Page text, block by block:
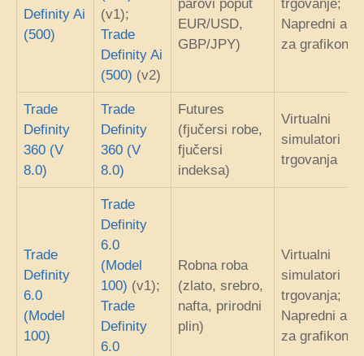
Definity Ai
(500)
(v1);
Trade
Definity Ai
(500) (v2)
parovi poput
EUR/USD,
GBP/JPY)
trgovanje;
Napredni alati
za grafikone
Trade
Definity
360 (V
8.0)
Trade
Definity
360 (V
8.0)
Futures
(fjučersi robe,
fjučersi
indeksa)
Virtualni
simulatori
trgovanja
Trade
Definity
6.0
(Model
100)
Trade
Definity
6.0
(Model
100) (v1);
Trade
Definity
6.0
Robna roba
(zlato, srebro,
nafta, prirodni
plin)
Virtualni
simulatori
trgovanja;
Napredni alati
za grafikone